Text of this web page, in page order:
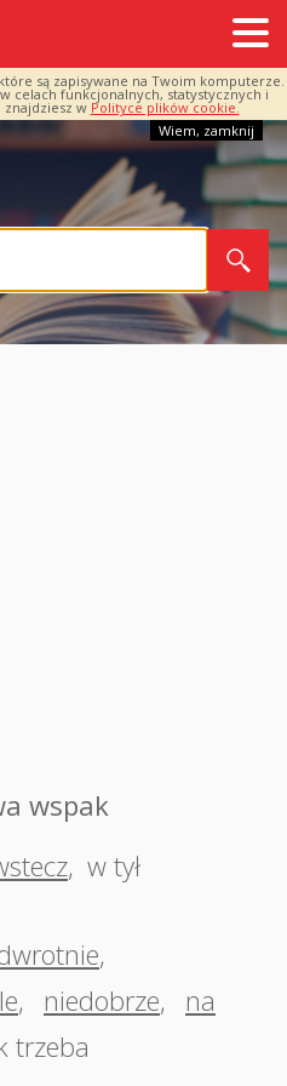
są zapisywane na Twoim komputerze.
celach funkcjonalnych, statystycznych i
w Polityce plików cookie.
Wiem, zamknij
wspak
, w tył
,
, niedobrze,
na
trzeba